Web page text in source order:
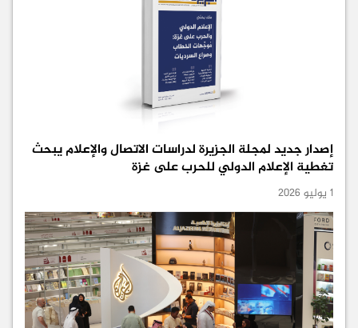
إصدار جديد لمجلة الجزيرة لدراسات الاتصال والإعلام يبحث
تغطية الإعلام الدولي للحرب على غزة
1 يوليو 2026